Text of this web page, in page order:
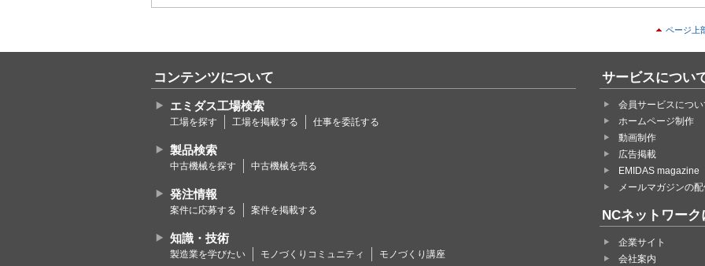
1
8
ページ上
コンテンツについて
エミダス工場検索
工場を探す 工場を掲載する 仕事を委託する
製品検索
中古機械を探す 中古機械を売る
発注情報
案件に応募する 案件を掲載する
知識・技術
製造業を学びたい モノづくりコミュニティ モノづくり講座
サービスについ
会員サービスについ
ホームページ制作
動画制作
広告掲載
EMIDAS magazine
メールマガジンの
NCネットワーク
企業サイト
会社案内